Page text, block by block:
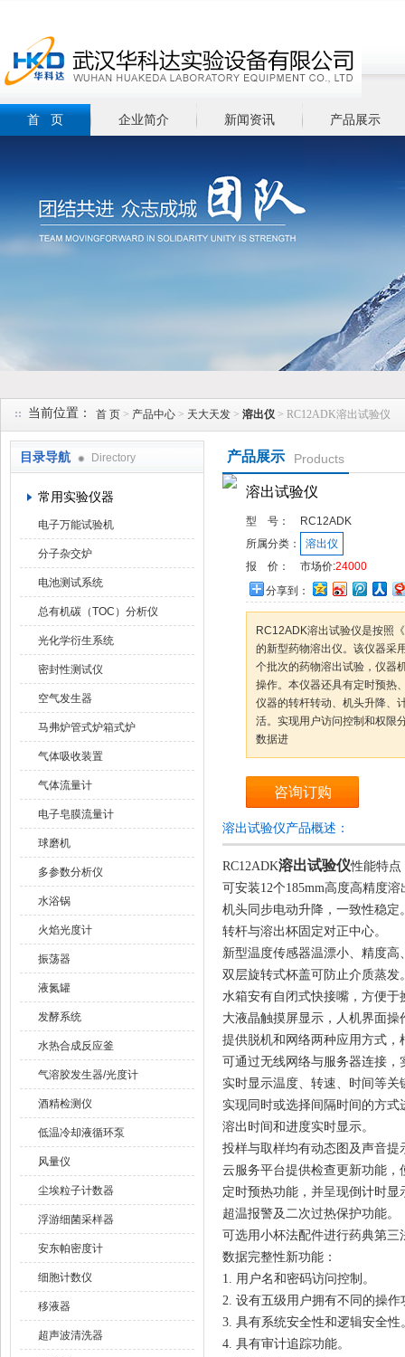
首 页 企业简介 新闻资讯 产品展示
当前位置： 首 页 > 产品中心 > 天大天发 > 溶出仪 > RC12ADK溶出试验仪
目录导航 Directory
常用实验仪器
电子万能试验机
分子杂交炉
电池测试系统
总有机碳（TOC）分析仪
光化学衍生系统
密封性测试仪
空气发生器
马弗炉管式炉箱式炉
气体吸收装置
气体流量计
电子皂膜流量计
球磨机
多参数分析仪
水浴锅
火焰光度计
振荡器
液氮罐
发酵系统
水热合成反应釜
气溶胶发生器/光度计
酒精检测仪
低温冷却液循环泵
风量仪
尘埃粒子计数器
浮游细菌采样器
安东帕密度计
细胞计数仪
移液器
超声波清洗器
产品展示 Products
溶出试验仪
型 号：
RC12ADK
所属分类：
溶出仪
报 价：
市场价:24000
分享到：
RC12ADK溶出试验仪是按照
的新型药物溶出仪。该仪器采
个批次的药物溶出试验，仪器
操作。本仪器还具有定时预热
仪器的转杆转动、机头升降、
活。实现用户访问控制和权限
数据进
咨询订购
溶出试验仪产品概述：
RC12ADK溶出试验仪性能特点
可安装12个185mm高度高精度
机头同步电动升降，一致性稳定
转杆与溶出杯固定对正中心。
新型温度传感器温漂小、精度高
双层旋转式杯盖可防止介质蒸发
水箱安有自闭式快接嘴，方便于
大液晶触摸屏显示，人机界面操
提供脱机和网络两种应用方式，
可通过无线网络与服务器连接，
实时显示温度、转速、时间等关
实现同时或选择间隔时间的方
溶出时间和进度实时显示。
投样与取样均有动态图及声音提
云服务平台提供检查更新功能，
定时预热功能，并呈现倒计时显
超温报警及二次过热保护功能。
可选用小杯法配件进行药典第三
数据完整性新功能：
1. 用户名和密码访问控制。
2. 设有五级用户拥有不同的操作
3. 具有系统安全性和逻辑安全性
4. 具有审计追踪功能。